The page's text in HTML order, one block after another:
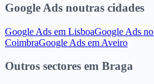
Google Ads noutras cidades
Google Ads em LisboaGoogle Ads no
CoimbraGoogle Ads em Aveiro
Outros sectores em Braga